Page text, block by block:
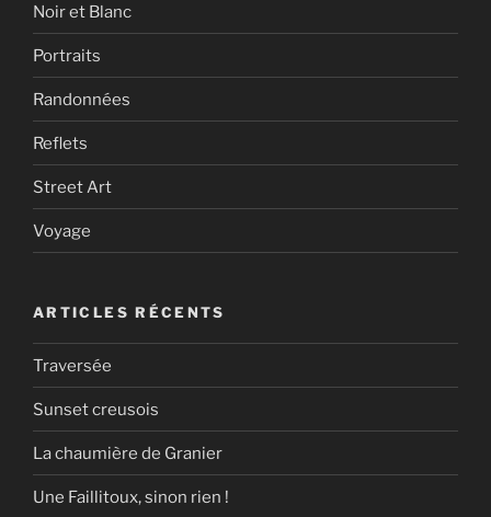
Noir et Blanc
Portraits
Randonnées
Reflets
Street Art
Voyage
ARTICLES RÉCENTS
Traversée
Sunset creusois
La chaumière de Granier
Une Faillitoux, sinon rien !